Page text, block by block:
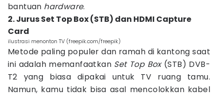
bantuan hardware.
2. Jurus Set Top Box (STB) dan HDMI Capture
Card
ilustrasi menonton TV (freepik.com/freepik)
Metode paling populer dan ramah di kantong saat
ini adalah memanfaatkan Set Top Box(STB) DVB-
T2 yang biasa dipakai untuk TV ruang tamu.
Namun, kamu tidak bisa asal mencolokkan kabel